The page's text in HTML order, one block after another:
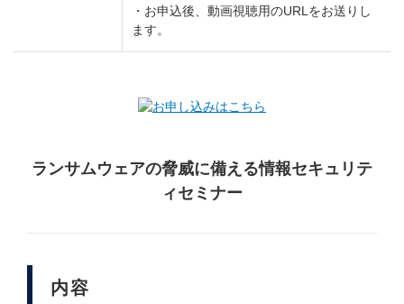
・お申込後、動画視聴用のURLをお送りし
ます。
ランサムウェアの脅威に備える情報セキュリテ
ィセミナー
内容